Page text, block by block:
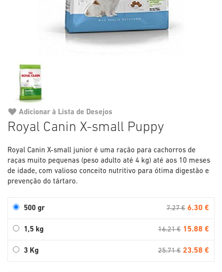
Royal Canin X-small Puppy
Royal Canin X-small junior é uma ração para cachorros de
raças muito pequenas (peso adulto até 4 kg) até aos 10 meses
de idade, com valioso conceito nutritivo para ótima digestão e
prevenção do tártaro.
500 gr 7.27 € 6.30 €
1,5 kg 16.21 € 15.88 €
3 Kg 25.71 € 23.58 €
Adicionar à Lista de Desejos
para
início
da
Galeria